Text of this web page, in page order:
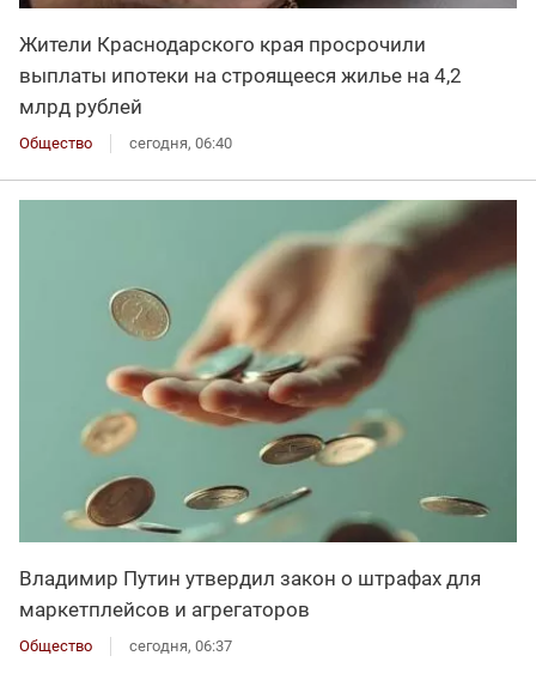
Жители Краснодарского края просрочили
выплаты ипотеки на строящееся жилье на 4,2
млрд рублей
Общество сегодня, 06:40
Владимир Путин утвердил закон о штрафах для
маркетплейсов и агрегаторов
Общество сегодня, 06:37